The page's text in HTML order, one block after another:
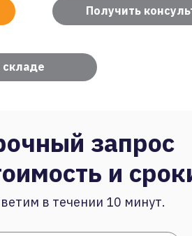
Получить
складе
запрос
и
в течении 10 минут.